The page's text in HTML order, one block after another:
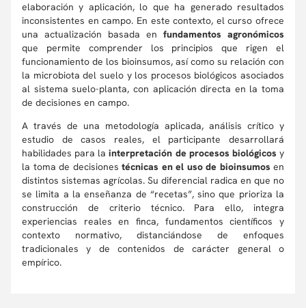
elaboración y aplicación, lo que ha generado resultados
inconsistentes en campo. En este contexto, el curso ofrece
una actualización basada en fundamentos agronómicos
que permite comprender los principios que rigen el
funcionamiento de los bioinsumos, así como su relación con
la microbiota del suelo y los procesos biológicos asociados
al sistema suelo-planta, con aplicación directa en la toma
de decisiones en campo.
A través de una metodología aplicada, análisis crítico y
estudio de casos reales, el participante desarrollará
habilidades para lainterpretación de procesos biológicos y
la toma de decisiones técnicas en el uso de bioinsumos en
distintos sistemas agrícolas. Su diferencial radica en que no
se limita a la enseñanza de “recetas”, sino que prioriza la
construcción de criterio técnico. Para ello, integra
experiencias reales en finca, fundamentos científicos y
contexto normativo, distanciándose de enfoques
tradicionales y de contenidos de carácter general o
empírico.